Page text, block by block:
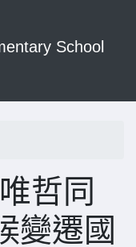
School
哲同
變遷國